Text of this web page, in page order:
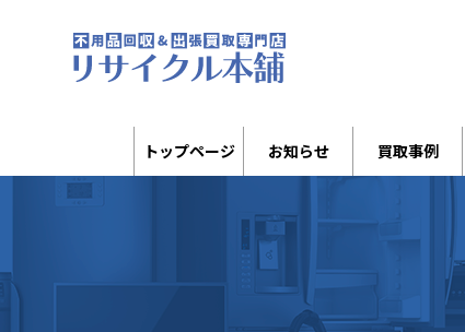
トップページ お知らせ 買取事例